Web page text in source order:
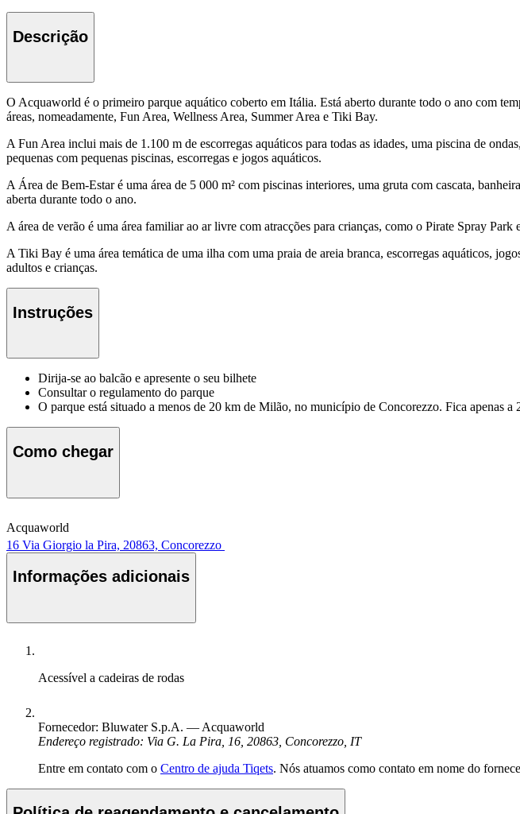
Descrição
O Acquaworld é o primeiro parque aquático coberto em Itália. Está aberto durante todo o ano com
áreas, nomeadamente, Fun Area, Wellness Area, Summer Area e Tiki Bay.
A Fun Area inclui mais de 1.100 m de escorregas aquáticos para todas as idades, uma piscina de
pequenas com pequenas piscinas, escorregas e jogos aquáticos.
A Área de Bem-Estar é uma área de 5 000 m² com piscinas interiores, uma gruta com cascata,
aberta durante todo o ano.
A área de verão é uma área familiar ao ar livre com atracções para crianças, como o Pirate Spray Park
A Tiki Bay é uma área temática de uma ilha com uma praia de areia branca, escorregas aquáticos,
adultos e crianças.
Instruções
Dirija-se ao balcão e apresente o seu bilhete
Consultar o regulamento do parque
O parque está situado a menos de 20 km de Milão, no município de Concorezzo. Fica apenas
Como chegar
Acquaworld
16 Via Giorgio la Pira, 20863, Concorezzo
Informações adicionais
Acessível a cadeiras de rodas
Fornecedor: Bluwater S.p.A. — Acquaworld
Endereço registrado: Via G. La Pira, 16, 20863, Concorezzo, IT
Entre em contato com o Centro de ajuda Tiqets. Nós atuamos como contato em nome do